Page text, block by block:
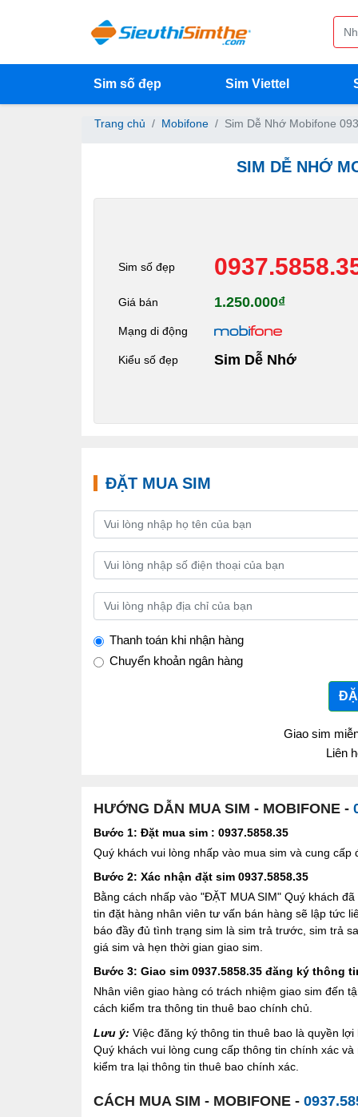
Sim số đẹp Sim Viettel
Trang chủ Mobifone Sim Dễ Nhớ Mobifone
SIM DỄ NHỚ
Sim số đẹp
Giá bán 1.250.000₫
Mạng di động
Kiểu số đẹp Sim Dễ Nhớ
ĐẶT MUA SIM
Thanh toán khi nhận hàng
Chuyển khoản ngân hàng
Giao sim
Liên
HƯỚNG DẪN MUA SIM - MOBIFONE -
Bước 1: Đặt mua sim : 0937.5858.35
Quý khách vui lòng nhấp vào mua sim và cung
Bước 2: Xác nhận đặt sim 0937.5858.35
Bằng cách nhấp vào "ĐẶT MUA SIM" Quý khách
tin đặt hàng nhân viên tư vấn bán hàng sẽ lập tức
báo đầy đủ tình trạng sim là sim trả trước, sim trả
giá sim và hẹn thời gian giao sim.
Bước 3: Giao sim 0937.5858.35 đăng ký thông
Nhân viên giao hàng có trách nhiệm giao sim đến
cách kiểm tra thông tin thuê bao chính chủ.
Lưu ý: Việc đăng ký thông tin thuê bao là quyền
Quý khách vui lòng cung cấp thông tin chính xác
kiểm tra lại thông tin thuê bao chính xác.
CÁCH MUA SIM - MOBIFONE -